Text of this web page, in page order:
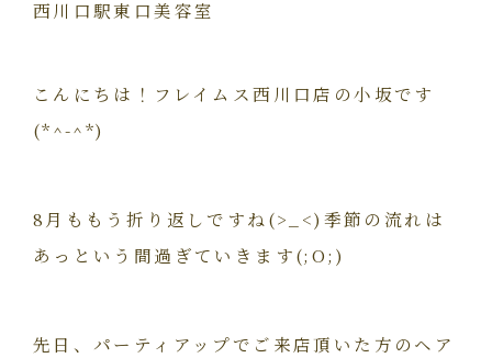
西川口駅東口美容室
こんにちは！フレイムス西川口店の小坂です
(*^-^*)
8月ももう折り返しですね(>_<)季節の流れは
あっという間過ぎていきます(;O;)
先日、パーティアップでご来店頂いた方のヘア